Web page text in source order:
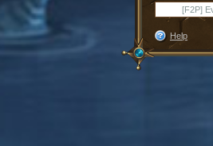
Help